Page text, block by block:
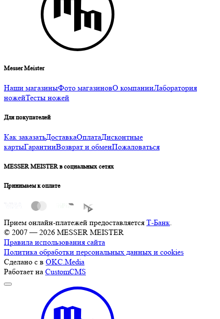
Messer Meister
Наши магазиныФото магазиновО компанииЛаборатория
ножейТесты ножей
Для покупателей
Как заказатьДоставкаОплатаДисконтные
картыГарантииВозврат и обменПожаловаться
MESSER MEISTER в социальных сетях
Принимаем к оплате
Прием онлайн-платежей предоставляется Т-Банк
© 2007 — 2026 MESSER MEISTER
Правила использования сайта
Политика обработки персональных данных и cookies
Сделано с в OKC.Media
Работает на CustomCMS